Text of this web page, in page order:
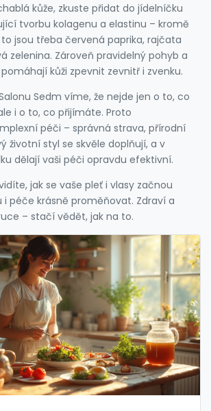
kůže, zkuste přidat do jídelníčku
tvorbu kolagenu a elastinu – kromě
jsou třeba červená paprika, rajčata
zelenina. Zároveň pravidelný pohyb a
kůži zpevnit zevnitř i zvenku.
Sedm víme, že nejde jen o to, co
i o to, co přijímáte. Proto
péči – správná strava, přírodní
životní styl se skvěle doplňují, a v
dělají vaši péči opravdu efektivní.
jak se vaše pleť i vlasy začnou
péče krásně proměňovat. Zdraví a
– stačí vědět, jak na to.